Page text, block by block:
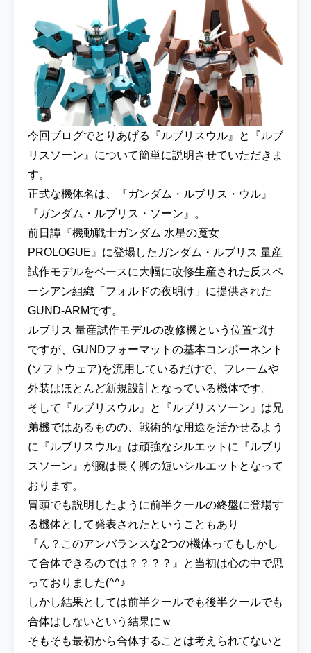
今回ブログでとりあげる『ルブリスウル』と『ルブ
リスソーン』について簡単に説明させていただきま
す。
正式な機体名は、『ガンダム・ルブリス・ウル』
『ガンダム・ルブリス・ソーン』。
前日譚『機動戦士ガンダム 水星の魔女
PROLOGUE』に登場したガンダム・ルブリス 量産
試作モデルをベースに大幅に改修生産された反スペ
ーシアン組織「フォルドの夜明け」に提供された
GUND-ARMです。
ルブリス 量産試作モデルの改修機という位置づけ
ですが、GUNDフォーマットの基本コンポーネント
(ソフトウェア)を流用しているだけで、フレームや
外装はほとんど新規設計となっている機体です。
そして『ルブリスウル』と『ルブリスソーン』は兄
弟機ではあるものの、戦術的な用途を活かせるよう
に『ルブリスウル』は頑強なシルエットに『ルブリ
スソーン』が腕は長く脚の短いシルエットとなって
おります。
冒頭でも説明したように前半クールの終盤に登場す
る機体として発表されたということもあり
『ん？このアンバランスな2つの機体ってもしかし
て合体できるのでは？？？？』と当初は心の中で思
っておりました(^^♪
しかし結果としては前半クールでも後半クールでも
合体はしないという結果にｗ
そもそも最初から合体することは考えられてないと